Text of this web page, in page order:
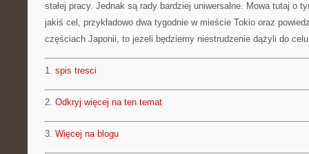
stałej pracy. Jednak są rady bardziej uniwersalne. Mowa tutaj o
jakiś cel, przykładowo dwa tygodnie w mieście Tokio oraz
częściach Japonii, to jeżeli będziemy niestrudzenie dążyli do
1. spis tresci
2. Odkryj więcej na ten temat
3. Więcej na blogu